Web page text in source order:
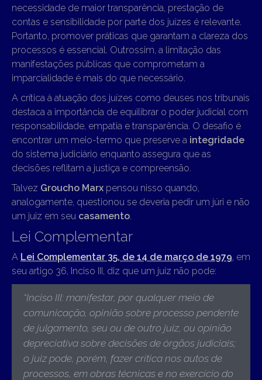
necessidade de maior transparência, prestação de
contas e sensibilidade por parte dos juízes é relevante.
Portanto, promover práticas que garantam a clareza dos
processos é essencial. Outrossim, a limitação das
manifestações públicas que comprometam a
imparcialidade é mais do que necessário.
A crítica à atuação dos juízes como deuses nos tribunais
destaca a importância de equilibrar o poder judicial com
responsabilidade, empatia e transparência. O desafio é
encontrar um meio-termo que preserve a integridade
do sistema judiciário enquanto assegura que as
decisões reflitam a justiça e compreensão.
Talvez Groucho Marx pensou nisso quando,
analogamente, questionou se deveria pedir um júri e não
um juiz em seu casamento
Lei Complementar
A Lei Complementar 35, de 14 de março de 1979 , em
seu artigo 36, Inciso III, diz que um juiz não pode:
“Inciso III: manifestar, por qualquer meio de
comunicação, opinião sobre processo pendente
de julgamento, seu ou de outro juiz, ou opinião
depreciativa sobre decisões de órgãos judiciais;
o juiz pode, porém, fazer crítica nos autos de
processos, em obras técnicas e no exercício do